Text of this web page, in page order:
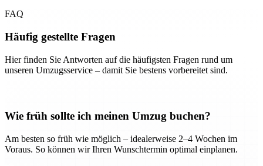
FAQ
Häufig gestellte Fragen
Hier finden Sie Antworten auf die häufigsten Fragen rund um
unseren Umzugsservice – damit Sie bestens vorbereitet sind.
Wie früh sollte ich meinen Umzug buchen?
Am besten so früh wie möglich – idealerweise 2–4 Wochen im
Voraus. So können wir Ihren Wunschtermin optimal einplanen.